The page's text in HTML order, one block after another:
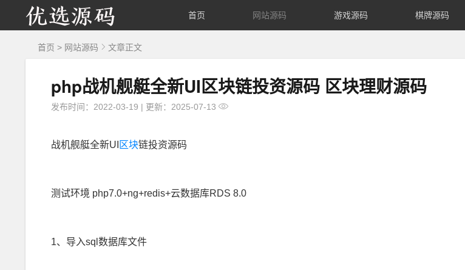
优 首页 网站源码 游戏源码 棋牌源码
首页 > 网站源码 文章正文
php战机舰艇全新UI区块链投资源码 区块理财源码
发布时间：2022-03-19 | 更新：2025-07-13
战机舰艇全新UI 区块链投资源码
测试环境 php7.0+ng+redis+云数据库RDS 8.0
1、导入sql数据库文件